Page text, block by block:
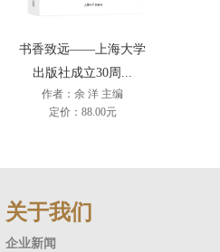
书香致远——上海大学
出版社成立30周...
作者：余 洋 主编
定价：88.00元
关于我们
企业新闻